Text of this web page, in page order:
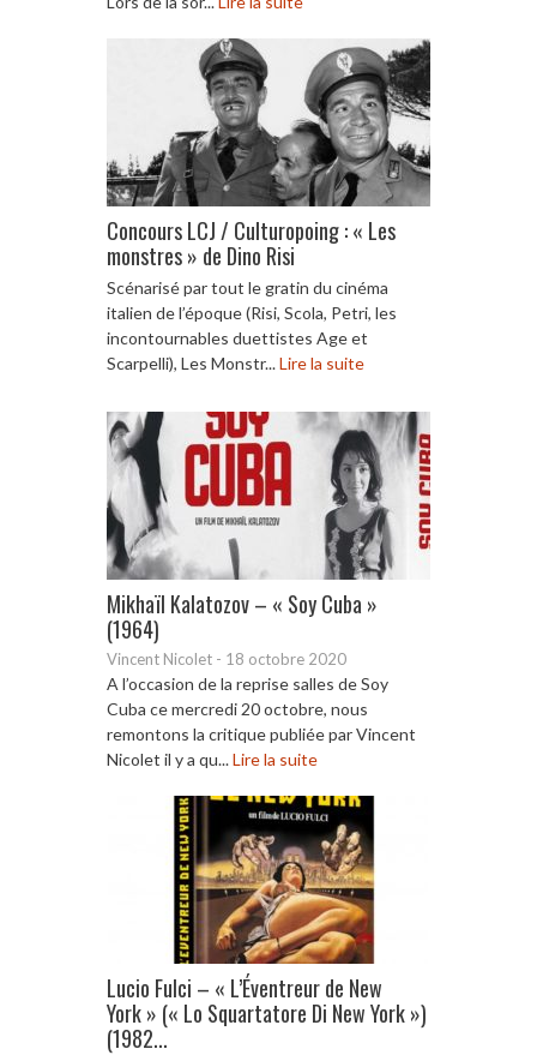
Concours LCJ / Culturopoing : « Les
monstres » de Dino Risi
Scénarisé par tout le gratin du cinéma
italien de l’époque (Risi, Scola, Petri, les
incontournables duettistes Age et
Scarpelli), Les Monstr...Lire la suite
Mikhaïl Kalatozov – « Soy Cuba »
(1964)
Vincent Nicolet - 18 octobre 2020
A l’occasion de la reprise salles de Soy
Cuba ce mercredi 20 octobre, nous
remontons la critique publiée par Vincent
Nicolet il y a qu...Lire la suite
Lucio Fulci – « L’Éventreur de New
York » (« Lo Squartatore Di New York »)
(1982...